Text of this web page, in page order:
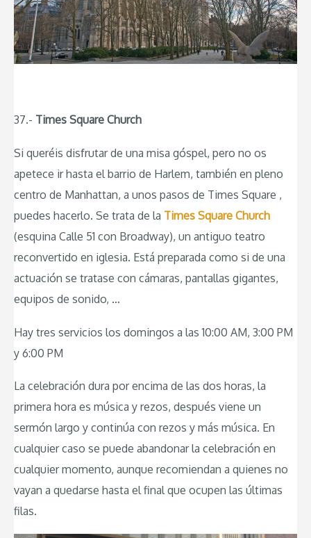
37.- Times Square Church
Si queréis disfrutar de una misa góspel, pero no os
apetece ir hasta el barrio de Harlem, también en pleno
centro de Manhattan, a unos pasos de Times Square ,
puedes hacerlo. Se trata de la Times Square Church
(esquina Calle 51 con Broadway), un antiguo teatro
reconvertido en iglesia. Está preparada como si de una
actuación se tratase con cámaras, pantallas gigantes,
equipos de sonido, …
Hay tres servicios los domingos a las 10:00 AM, 3:00 PM
y 6:00 PM
La celebración dura por encima de las dos horas, la
primera hora es música y rezos, después viene un
sermón largo y continúa con rezos y más música. En
cualquier caso se puede abandonar la celebración en
cualquier momento, aunque recomiendan a quienes no
vayan a quedarse hasta el final que ocupen las últimas
filas.